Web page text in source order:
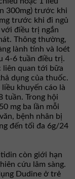
300mg) trước khi
trước khi đi ngủ
điều trị ngắn
Thông thường,
lành tính và loét
4-6 tuần điều trị.
liên quan tới bữa
dụng của thuốc.
khuyến cáo là
tuần. Trong hội
mg ba lần mỗi
bệnh nhân bị
đến tối đa 6g/24
còn giới hạn
cứu lâm sàng.
Dudine ở trẻ